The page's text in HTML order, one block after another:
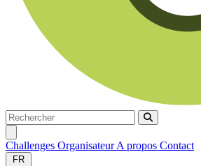
Rechercher
Rechercher
Challenges OrganisateurA propos Contact
FR